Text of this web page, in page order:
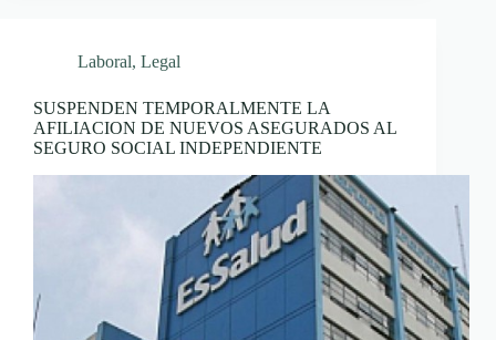
Laboral, Legal
SUSPENDEN TEMPORALMENTE LA
AFILIACION DE NUEVOS ASEGURADOS AL
SEGURO SOCIAL INDEPENDIENTE